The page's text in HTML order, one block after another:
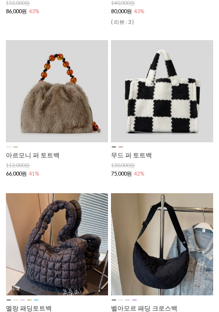
152,000원
86,000원 43%
140,000원
80,000원 43%
( 리뷰 : 3 )
아르모니 퍼 토트백
112,000원
66,000원 41%
무드 퍼 토트백
130,000원
75,000원 42%
멜랑 패딩토트백 벨아모르 패딩 크로스백